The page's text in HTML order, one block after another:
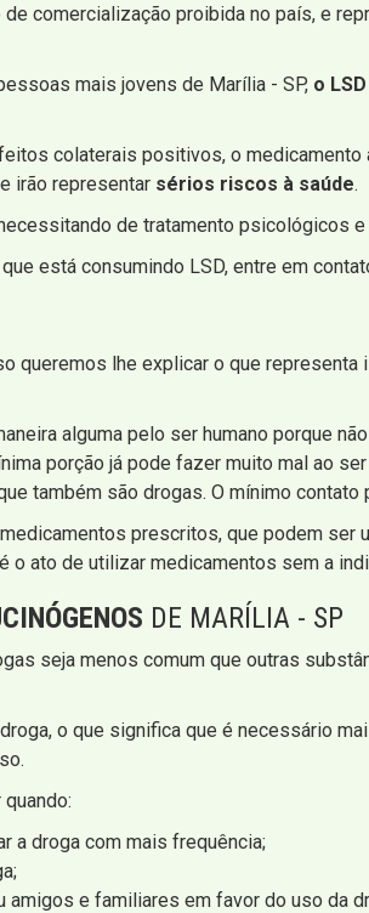
de comercialização proibida no país, e
mais jovens de Marília - SP, o
colaterais positivos, o
irão representar sérios riscos à saúde.
de tratamento psicológicos
está consumindo LSD, entre em
queremos lhe explicar o que
alguma pelo ser humano porque
porção já pode fazer muito mal ao
também são drogas. O mínimo
prescritos, que podem
o ato de utilizar medicamentos sem a
DE MARÍLIA - SP
seja menos comum que outras
o que significa que é necessário
a droga com mais frequência;
amigos e familiares em favor do uso da